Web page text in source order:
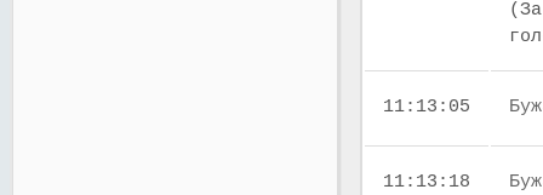
11:13:05
11:13:18